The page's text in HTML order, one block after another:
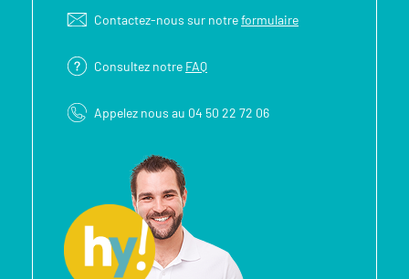
Contactez-nous sur notreformulaire
Consultez notre FAQ
Appelez nous au 04 50 22 72 06